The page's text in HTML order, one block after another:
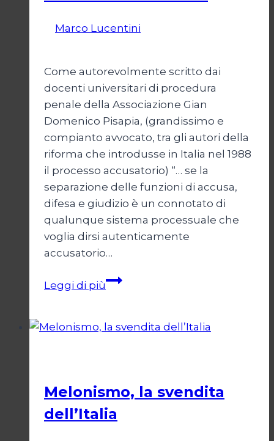
Marco Lucentini
Come autorevolmente scritto dai
docenti universitari di procedura
penale della Associazione Gian
Domenico Pisapia, (grandissimo e
compianto avvocato, tra gli autori della
riforma che introdusse in Italia nel 1988
il processo accusatorio) “… se la
separazione delle funzioni di accusa,
difesa e giudizio è un connotato di
qualunque sistema processuale che
voglia dirsi autenticamente
accusatorio…
Leggi di piùPer
di
Costituzione
Melonismo, la svendita
dell’Italia